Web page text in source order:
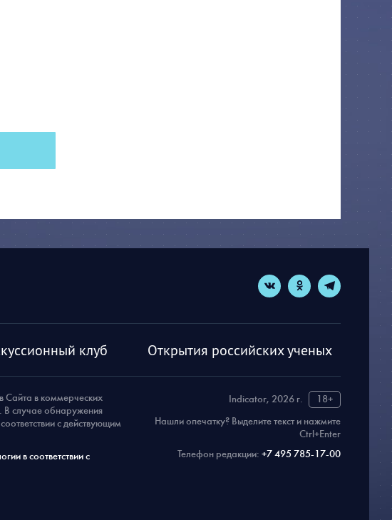
клуб Открытия российских ученых
Indicator, 2026 г.
18+
Нашли опечатку? Выделите текст и нажмите
Ctrl+Enter
Телефон редакции: +7 495 785-17-00
Сайта в коммерческих
В случае обнаружения
с действующим
в соответствии с